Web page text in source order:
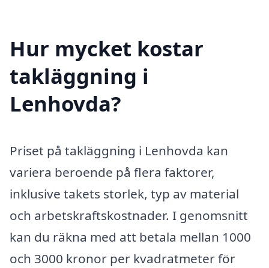
Hur mycket kostar
takläggning i
Lenhovda?
Priset på takläggning i Lenhovda kan
variera beroende på flera faktorer,
inklusive takets storlek, typ av material
och arbetskraftskostnader. I genomsnitt
kan du räkna med att betala mellan 1000
och 3000 kronor per kvadratmeter för